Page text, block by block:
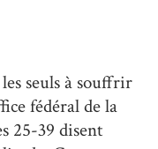
seuls à souffrir
fédéral de la
25-39 disent